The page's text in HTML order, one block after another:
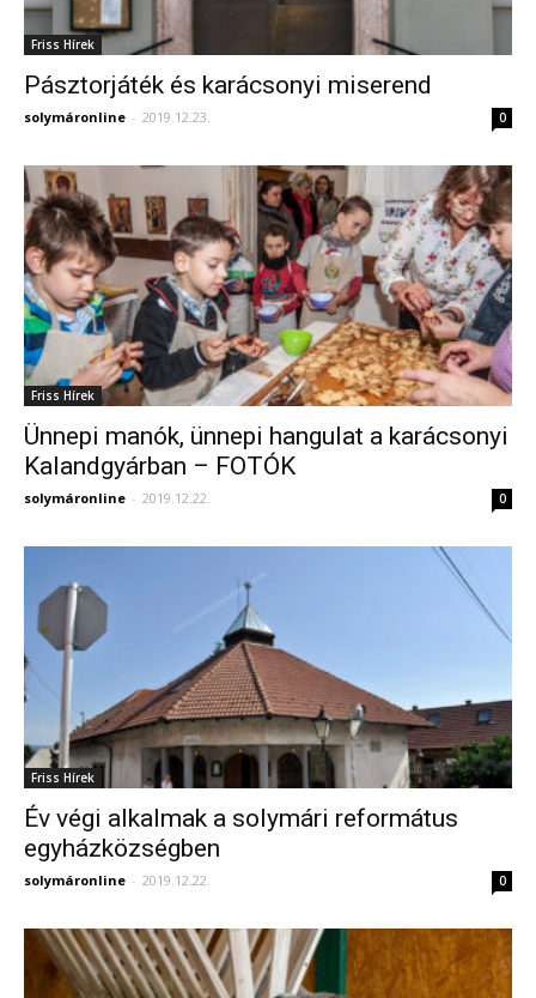
Friss Hírek
Pásztorjáték és karácsonyi miserend
solymáronline - 2019.12.23. 0
Friss Hírek
Ünnepi manók, ünnepi hangulat a karácsonyi
Kalandgyárban – FOTÓK
solymáronline - 2019.12.22. 0
Friss Hírek
Év végi alkalmak a solymári református
egyházközségben
solymáronline - 2019.12.22. 0